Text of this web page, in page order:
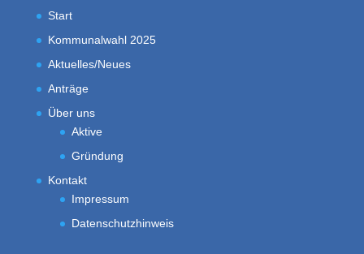
Start
Kommunalwahl 2025
Aktuelles/Neues
Anträge
Über uns
Aktive
Gründung
Kontakt
Impressum
Datenschutzhinweis